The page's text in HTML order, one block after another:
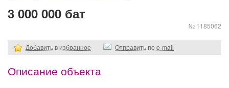
3 000 000 бат
№ 1185062
Добавить в избранное Отправить по e-mail
Описание объекта